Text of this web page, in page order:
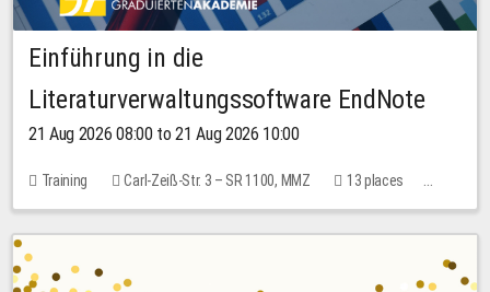
Einführung in die
Literaturverwaltungssoftware EndNote
21 Aug 2026 08:00 to 21 Aug 2026 10:00
Training Carl-Zeiß-Str. 3 – SR 1100, MMZ
13 places
10.00 EUR